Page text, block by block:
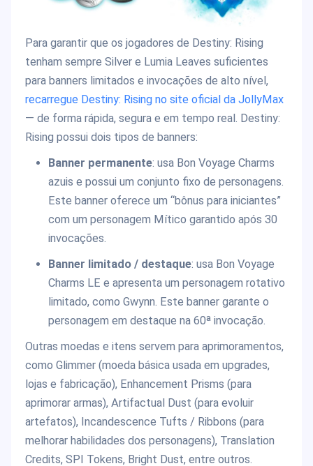
Para garantir que os jogadores de Destiny: Rising
tenham sempre Silver e Lumia Leaves suficientes
para banners limitados e invocações de alto nível,
recarregue Destiny: Rising no site oficial da JollyMax
— de forma rápida, segura e em tempo real. Destiny:
Rising possui dois tipos de banners:
Banner permanente: usa Bon Voyage Charms
azuis e possui um conjunto fixo de personagens.
Este banner oferece um “bônus para iniciantes”
com um personagem Mítico garantido após 30
invocações.
Banner limitado / destaque: usa Bon Voyage
Charms LE e apresenta um personagem rotativo
limitado, como Gwynn. Este banner garante o
personagem em destaque na 60ª invocação.
Outras moedas e itens servem para aprimoramentos,
como Glimmer (moeda básica usada em upgrades,
lojas e fabricação), Enhancement Prisms (para
aprimorar armas), Artifactual Dust (para evoluir
artefatos), Incandescence Tufts / Ribbons (para
melhorar habilidades dos personagens), Translation
Credits, SPI Tokens, Bright Dust, entre outros.